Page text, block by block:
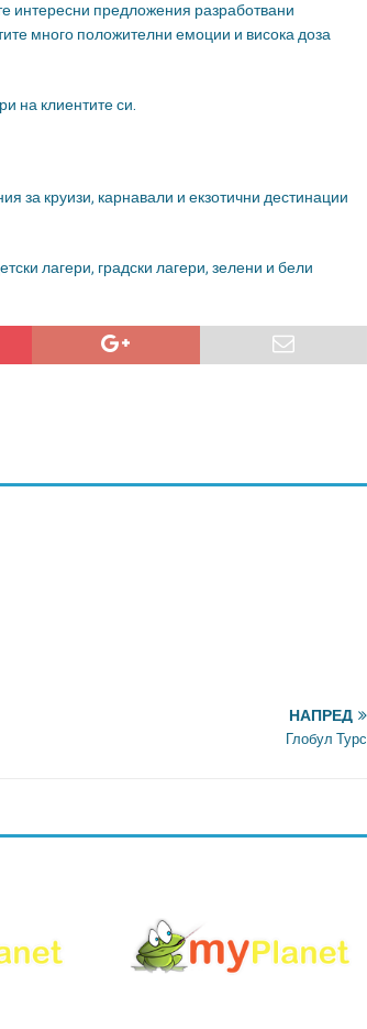
интересни предложения разработвани
много положителни емоции и висока доза
на клиентите си.
за круизи, карнавали и екзотични дестинации
лагери, градски лагери, зелени и бели
НАПРЕД
Глобул Турс